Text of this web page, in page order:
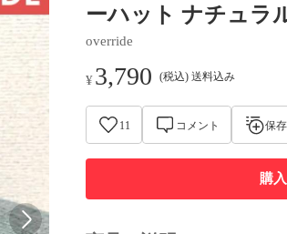
ーハット ナチュラ
override
¥ 3,790 (税込) 送料込み
11 コメント 保存
購